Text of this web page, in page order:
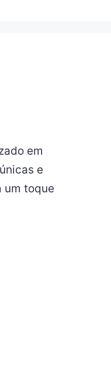
em
e
um toque